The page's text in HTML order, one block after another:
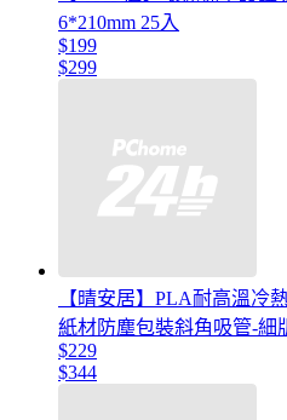
6*210mm 25入
$199
$299
【晴安居】PLA耐高溫冷
紙材防塵包裝斜角吸管-細
$229
$344